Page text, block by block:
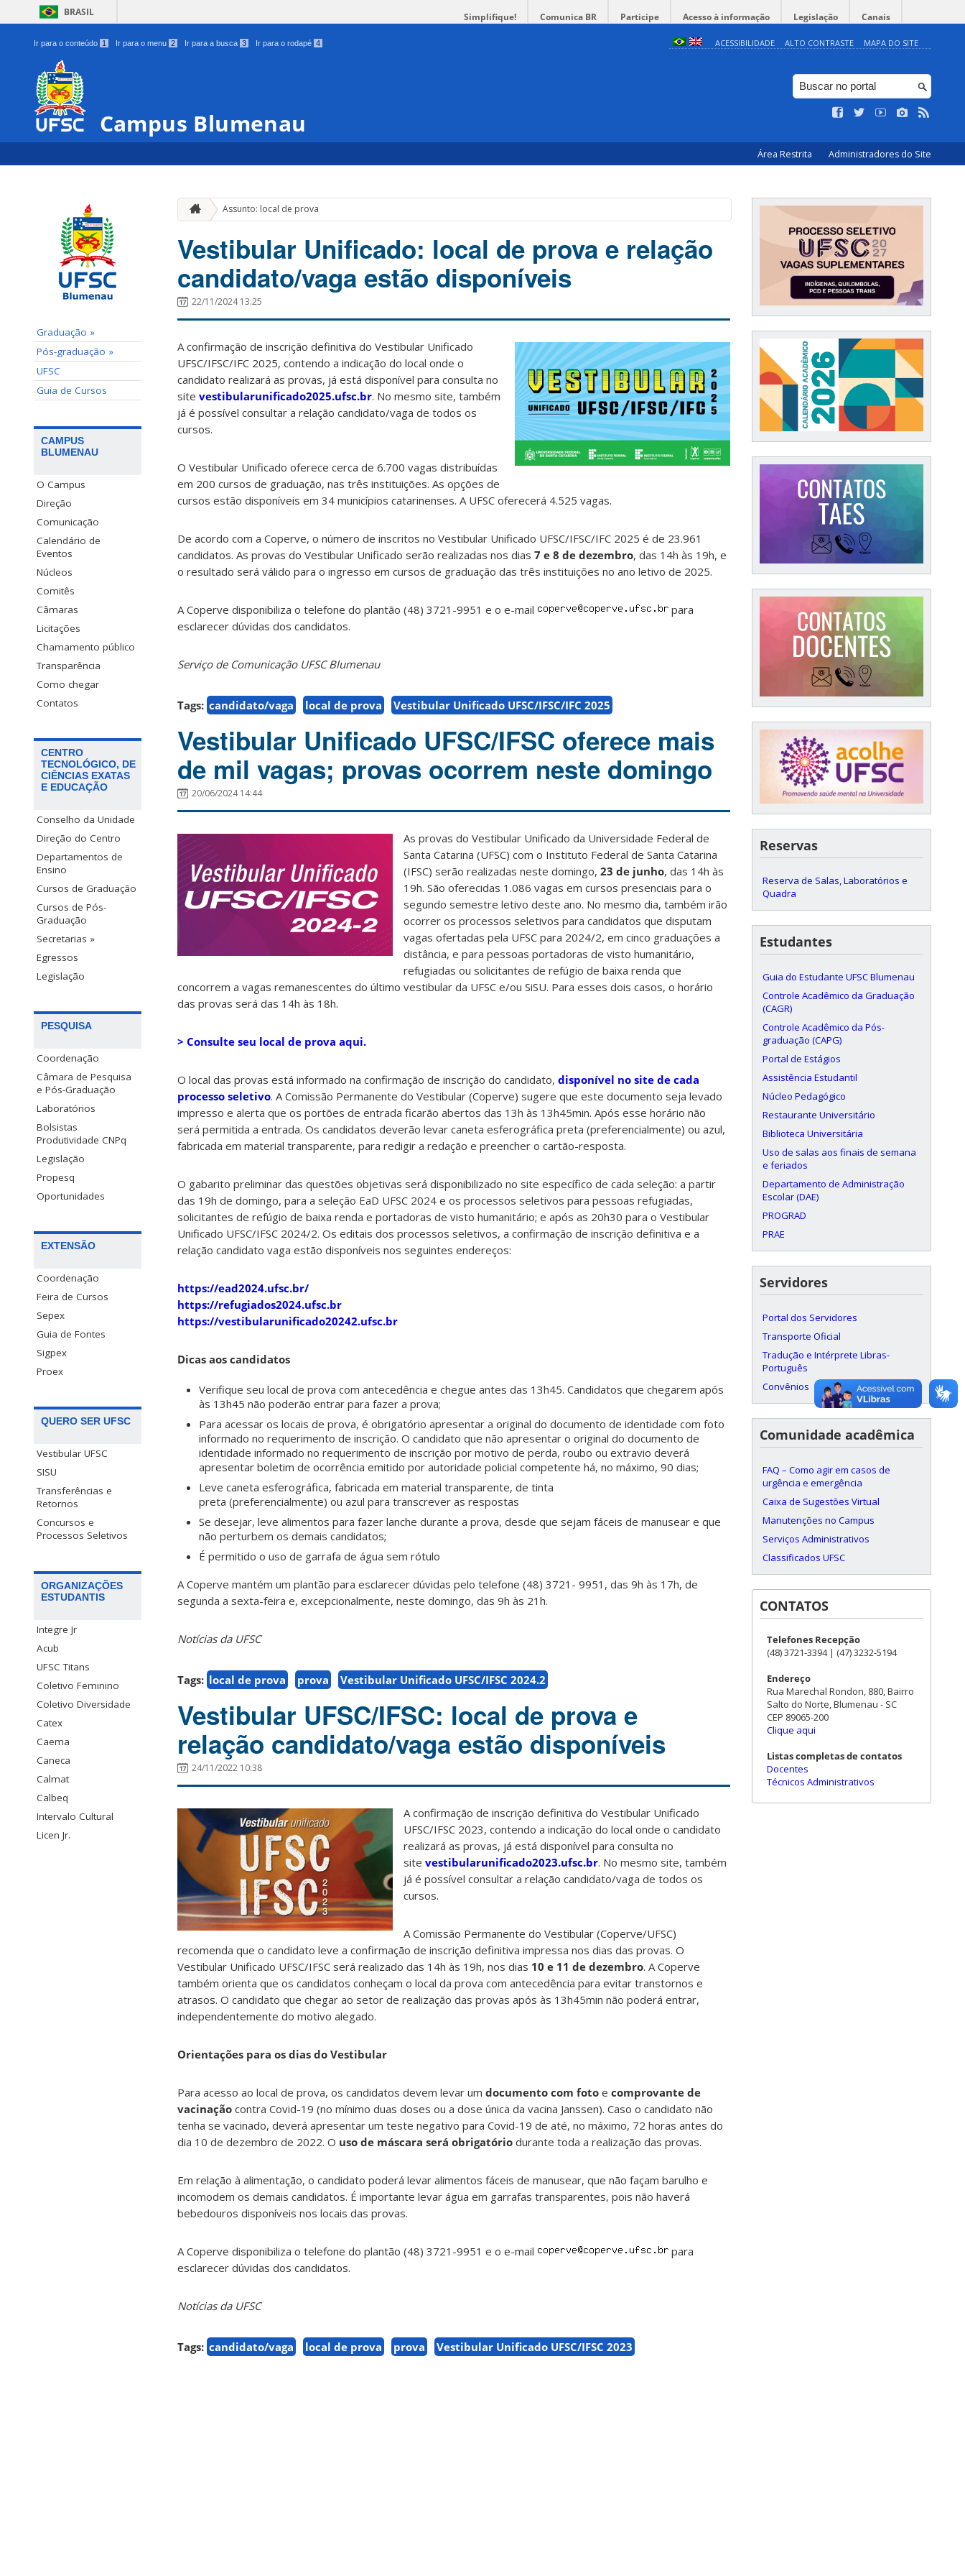
BRASIL Simplifique! Comunica BR Participe Acesso à informação Legislação Canais
Ir para o conteúdo 1 Ir para o menu 2 Ir para a busca 3 Ir para o rodapé 4 ACESSIBILIDADE ALTO CONTRASTE MAPA DO SITE
Campus Blumenau
Área Restrita Administradores do Site
Graduação »
Pós-graduação »
UFSC
Guia de Cursos
CAMPUS
BLUMENAU
O Campus
Direção
Comunicação
Calendário de
Eventos
Núcleos
Comitês
Câmaras
Licitações
Chamamento público
Transparência
Como chegar
Contatos
CENTRO
TECNOLÓGICO, DE
CIÊNCIAS EXATAS
E EDUCAÇÃO
Conselho da Unidade
Direção do Centro
Departamentos de
Ensino
Cursos de Graduação
Cursos de Pós-
Graduação
Secretarias »
Egressos
Legislação
PESQUISA
Coordenação
Câmara de Pesquisa
e Pós-Graduação
Laboratórios
Bolsistas
Produtividade CNPq
Legislação
Propesq
Oportunidades
EXTENSÃO
Coordenação
Feira de Cursos
Sepex
Guia de Fontes
Sigpex
Proex
QUERO SER UFSC
Vestibular UFSC
SISU
Transferências e
Retornos
Concursos e
Processos Seletivos
ORGANIZAÇÕES
ESTUDANTIS
Integre Jr
Acub
UFSC Titans
Coletivo Feminino
Coletivo Diversidade
Catex
Caema
Caneca
Calmat
Calbeq
Intervalo Cultural
Licen Jr.
Assunto: local de prova
Vestibular Unificado: local de prova e relação
candidato/vaga estão disponíveis
22/11/2024 13:25
A confirmação de inscrição definitiva do Vestibular Unificado
UFSC/IFSC/IFC 2025, contendo a indicação do local onde o
candidato realizará as provas, já está disponível para consulta no
site vestibularunificado2025.ufsc.br. No mesmo site, também
já é possível consultar a relação candidato/vaga de todos os
cursos.
O Vestibular Unificado oferece cerca de 6.700 vagas distribuídas
em 200 cursos de graduação, nas três instituições. As opções de
cursos estão disponíveis em 34 municípios catarinenses. A UFSC oferecerá 4.525 vagas.
De acordo com a Coperve, o número de inscritos no Vestibular Unificado UFSC/IFSC/IFC 2025 é de 23.961
candidatos. As provas do Vestibular Unificado serão realizadas nos dias 7 e 8 de dezembro, das 14h às 19h, e
o resultado será válido para o ingresso em cursos de graduação das três instituições no ano letivo de 2025.
A Coperve disponibiliza o telefone do plantão (48) 3721-9951 e o e-mail
para
esclarecer dúvidas dos candidatos.
Serviço de Comunicação UFSC Blumenau
Tags: candidato/vaga local de prova Vestibular Unificado UFSC/IFSC/IFC 2025
Vestibular Unificado UFSC/IFSC oferece mais
de mil vagas; provas ocorrem neste domingo
20/06/2024 14:44
As provas do Vestibular Unificado da Universidade Federal de
Santa Catarina (UFSC) com o Instituto Federal de Santa Catarina
(IFSC) serão realizadas neste domingo, 23 de junho, das 14h às
19h. São oferecidas 1.086 vagas em cursos presenciais para o
segundo semestre letivo deste ano. No mesmo dia, também irão
ocorrer os processos seletivos para candidatos que disputam
vagas ofertadas pela UFSC para 2024/2, em cinco graduações a
distância, e para pessoas portadoras de visto humanitário,
refugiadas ou solicitantes de refúgio de baixa renda que
concorrem a vagas remanescentes do último vestibular da UFSC e/ou SiSU. Para esses dois casos, o horário
das provas será das 14h às 18h.
> Consulte seu local de prova aqui.
O local das provas está informado na confirmação de inscrição do candidato, disponível no site de cada
processo seletivo. A Comissão Permanente do Vestibular (Coperve) sugere que este documento seja levado
impresso e alerta que os portões de entrada ficarão abertos das 13h às 13h45min. Após esse horário não
será permitida a entrada. Os candidatos deverão levar caneta esferográfica preta (preferencialmente) ou azul,
fabricada em material transparente, para redigir a redação e preencher o cartão-resposta.
O gabarito preliminar das questões objetivas será disponibilizado no site específico de cada seleção: a partir
das 19h de domingo, para a seleção EaD UFSC 2024 e os processos seletivos para pessoas refugiadas,
solicitantes de refúgio de baixa renda e portadoras de visto humanitário; e após as 20h30 para o Vestibular
Unificado UFSC/IFSC 2024/2. Os editais dos processos seletivos, a confirmação de inscrição definitiva e a
relação candidato vaga estão disponíveis nos seguintes endereços:
https://ead2024.ufsc.br/
https://refugiados2024.ufsc.br
https://vestibularunificado20242.ufsc.br
Dicas aos candidatos
Verifique seu local de prova com antecedência e chegue antes das 13h45. Candidatos que chegarem após
às 13h45 não poderão entrar para fazer a prova;
Para acessar os locais de prova, é obrigatório apresentar a original do documento de identidade com foto
informado no requerimento de inscrição. O candidato que não apresentar o original do documento de
identidade informado no requerimento de inscrição por motivo de perda, roubo ou extravio deverá
apresentar boletim de ocorrência emitido por autoridade policial competente há, no máximo, 90 dias;
Leve caneta esferográfica, fabricada em material transparente, de tinta
preta (preferencialmente) ou azul para transcrever as respostas
Se desejar, leve alimentos para fazer lanche durante a prova, desde que sejam fáceis de manusear e que
não perturbem os demais candidatos;
É permitido o uso de garrafa de água sem rótulo
A Coperve mantém um plantão para esclarecer dúvidas pelo telefone (48) 3721- 9951, das 9h às 17h, de
segunda a sexta-feira e, excepcionalmente, neste domingo, das 9h às 21h.
Notícias da UFSC
Tags: local de prova prova Vestibular Unificado UFSC/IFSC 2024.2
Vestibular UFSC/IFSC: local de prova e
relação candidato/vaga estão disponíveis
24/11/2022 10:38
A confirmação de inscrição definitiva do Vestibular Unificado
UFSC/IFSC 2023, contendo a indicação do local onde o candidato
realizará as provas, já está disponível para consulta no
site vestibularunificado2023.ufsc.br. No mesmo site, também
já é possível consultar a relação candidato/vaga de todos os
cursos.
A Comissão Permanente do Vestibular (Coperve/UFSC)
recomenda que o candidato leve a confirmação de inscrição definitiva impressa nos dias das provas. O
Vestibular Unificado UFSC/IFSC será realizado das 14h às 19h, nos dias 10 e 11 de dezembro. A Coperve
também orienta que os candidatos conheçam o local da prova com antecedência para evitar transtornos e
atrasos. O candidato que chegar ao setor de realização das provas após às 13h45min não poderá entrar,
independentemente do motivo alegado.
Orientações para os dias do Vestibular
Para acesso ao local de prova, os candidatos devem levar um documento com foto e comprovante de
vacinação contra Covid-19 (no mínimo duas doses ou a dose única da vacina Janssen). Caso o candidato não
tenha se vacinado, deverá apresentar um teste negativo para Covid-19 de até, no máximo, 72 horas antes do
dia 10 de dezembro de 2022. O uso de máscara será obrigatório durante toda a realização das provas.
Em relação à alimentação, o candidato poderá levar alimentos fáceis de manusear, que não façam barulho e
incomodem os demais candidatos. É importante levar água em garrafas transparentes, pois não haverá
bebedouros disponíveis nos locais das provas.
A Coperve disponibiliza o telefone do plantão (48) 3721-9951 e o e-mail
para
esclarecer dúvidas dos candidatos.
Notícias da UFSC
Tags: candidato/vaga local de prova prova Vestibular Unificado UFSC/IFSC 2023
Reservas
Reserva de Salas, Laboratórios e
Quadra
Estudantes
Guia do Estudante UFSC Blumenau
Controle Acadêmico da Graduação
(CAGR)
Controle Acadêmico da Pós-
graduação (CAPG)
Portal de Estágios
Assistência Estudantil
Núcleo Pedagógico
Restaurante Universitário
Biblioteca Universitária
Uso de salas aos finais de semana
e feriados
Departamento de Administração
Escolar (DAE)
PROGRAD
PRAE
Servidores
Portal dos Servidores
Transporte Oficial
Tradução e Intérprete Libras-
Português
Convênios
Comunidade acadêmica
FAQ – Como agir em casos de
urgência e emergência
Caixa de Sugestões Virtual
Manutenções no Campus
Serviços Administrativos
Classificados UFSC
CONTATOS
Telefones Recepção
(48) 3721-3394 | (47) 3232-5194
Endereço
Rua Marechal Rondon, 880, Bairro
Salto do Norte, Blumenau - SC
CEP 89065-200
Clique aqui
Listas completas de contatos
Docentes
Técnicos Administrativos